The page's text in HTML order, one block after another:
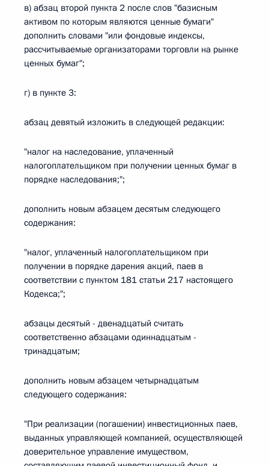
в) абзац второй пункта 2 после слов "базисным
активом по которым являются ценные бумаги"
дополнить словами "или фондовые индексы,
рассчитываемые организаторами торговли на рынке
ценных бумаг";
г) в пункте 3:
абзац девятый изложить в следующей редакции:
"налог на наследование, уплаченный
налогоплательщиком при получении ценных бумаг в
порядке наследования;";
дополнить новым абзацем десятым следующего
содержания:
"налог, уплаченный налогоплательщиком при
получении в порядке дарения акций, паев в
соответствии с пунктом 181 статьи 217 настоящего
Кодекса;";
абзацы десятый - двенадцатый считать
соответственно абзацами одиннадцатым -
тринадцатым;
дополнить новым абзацем четырнадцатым
следующего содержания:
"При реализации (погашении) инвестиционных паев,
выданных управляющей компанией, осуществляющей
доверительное управление имуществом,